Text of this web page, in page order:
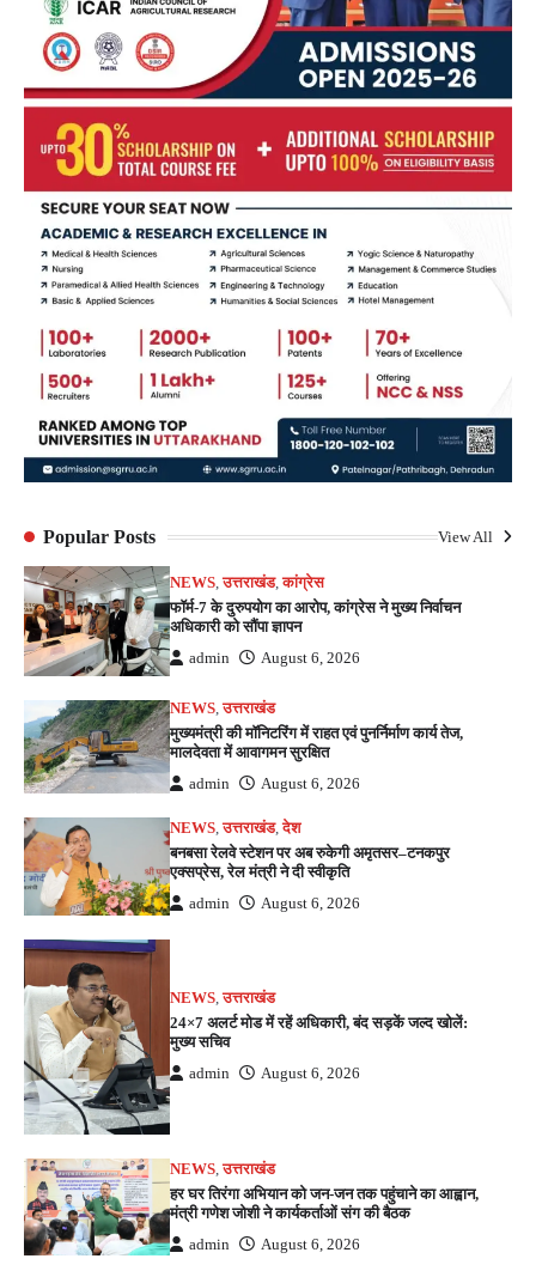
Popular Posts View All
NEWS,उत्तराखंड,कांग्रेस
फॉर्म-7 के दुरुपयोग का आरोप, कांग्रेस ने मुख्य निर्वाचन
अधिकारी को सौंपा ज्ञापन
admin August 6, 2026
NEWS,उत्तराखंड
मुख्यमंत्री की मॉनिटरिंग में राहत एवं पुनर्निर्माण कार्य तेज,
मालदेवता में आवागमन सुरक्षित
admin August 6, 2026
NEWS ,उत्तराखंड,देश
बनबसा रेलवे स्टेशन पर अब रुकेगी अमृतसर–टनकपुर
एक्सप्रेस, रेल मंत्री ने दी स्वीकृति
admin August 6, 2026
NEWS,उत्तराखंड
24×7 अलर्ट मोड में रहें अधिकारी, बंद सड़कें जल्द खोलें:
मुख्य सचिव
admin August 6, 2026
NEWS ,उत्तराखंड
हर घर तिरंगा अभियान को जन-जन तक पहुंचाने का आह्वान,
मंत्री गणेश जोशी ने कार्यकर्ताओं संग की बैठक
admin August 6, 2026